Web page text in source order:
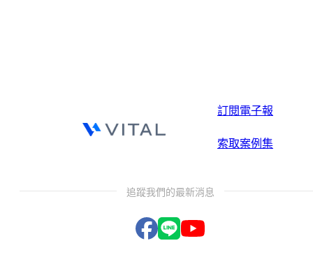
訂閱電子報
索取案例集
追蹤我們的最新消息